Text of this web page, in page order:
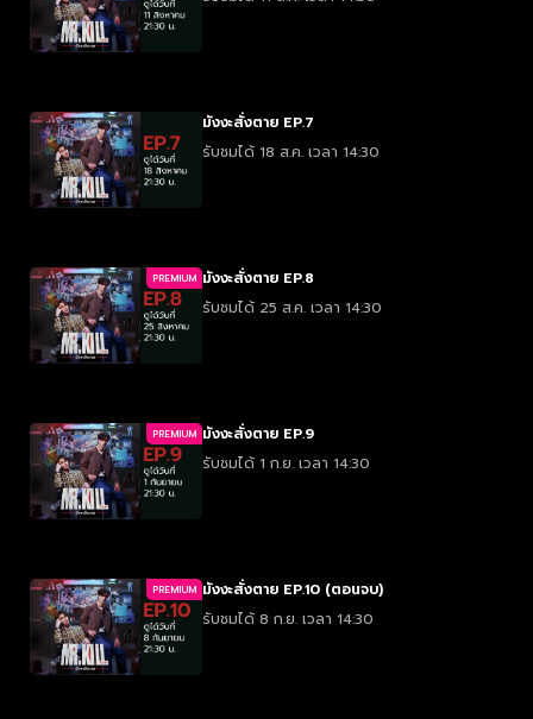
มังงะสั่งตาย EP.7
รับชมได้ 18 ส.ค. เวลา 14:30
PREMIUM มังงะสั่งตาย EP.8
รับชมได้ 25 ส.ค. เวลา 14:30
PREMIUM มังงะสั่งตาย EP.9
รับชมได้ 1 ก.ย. เวลา 14:30
PREMIUM มังงะสั่งตาย EP.10 (ตอนจบ)
รับชมได้ 8 ก.ย. เวลา 14:30